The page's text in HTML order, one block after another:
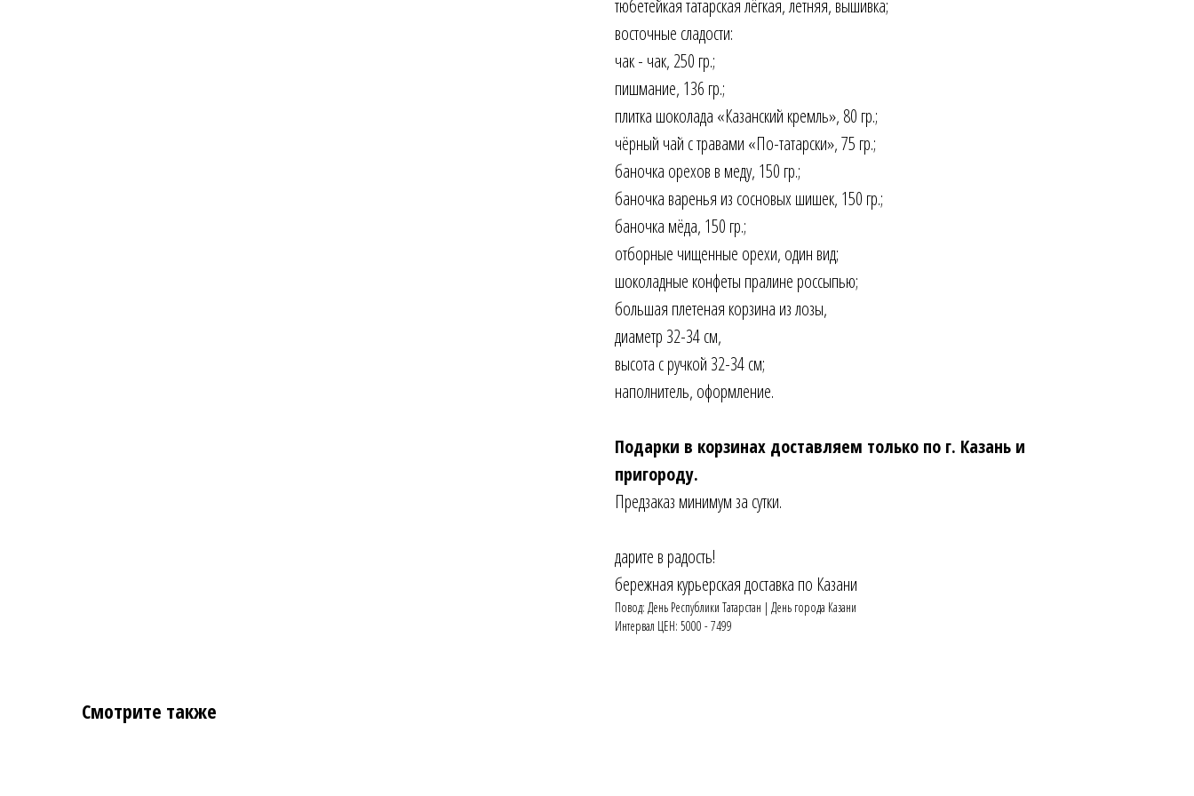
тюбетейкая татарская лёгкая, летняя, вышивка;
восточные сладости:
чак - чак, 250 гр.;
пишмание, 136 гр.;
плитка шоколада «Казанский кремль», 80 гр.;
чёрный чай с травами «По-татарски», 75 гр.;
баночка орехов в меду, 150 гр.;
баночка варенья из сосновых шишек, 150 гр.;
баночка мёда, 150 гр.;
отборные чищенные орехи, один вид;
шоколадные конфеты пралине россыпью;
большая плетеная корзина из лозы,
диаметр 32-34 см,
высота с ручкой 32-34 см;
наполнитель, оформление.
Подарки в корзинах доставляем только по г. Казань и
пригороду.
Предзаказ минимум за сутки.
дарите в радость!
бережная курьерская доставка по Казани
Повод: День Республики Татарстан | День города Казани
Интервал ЦЕН: 5000 - 7499
Смотрите также